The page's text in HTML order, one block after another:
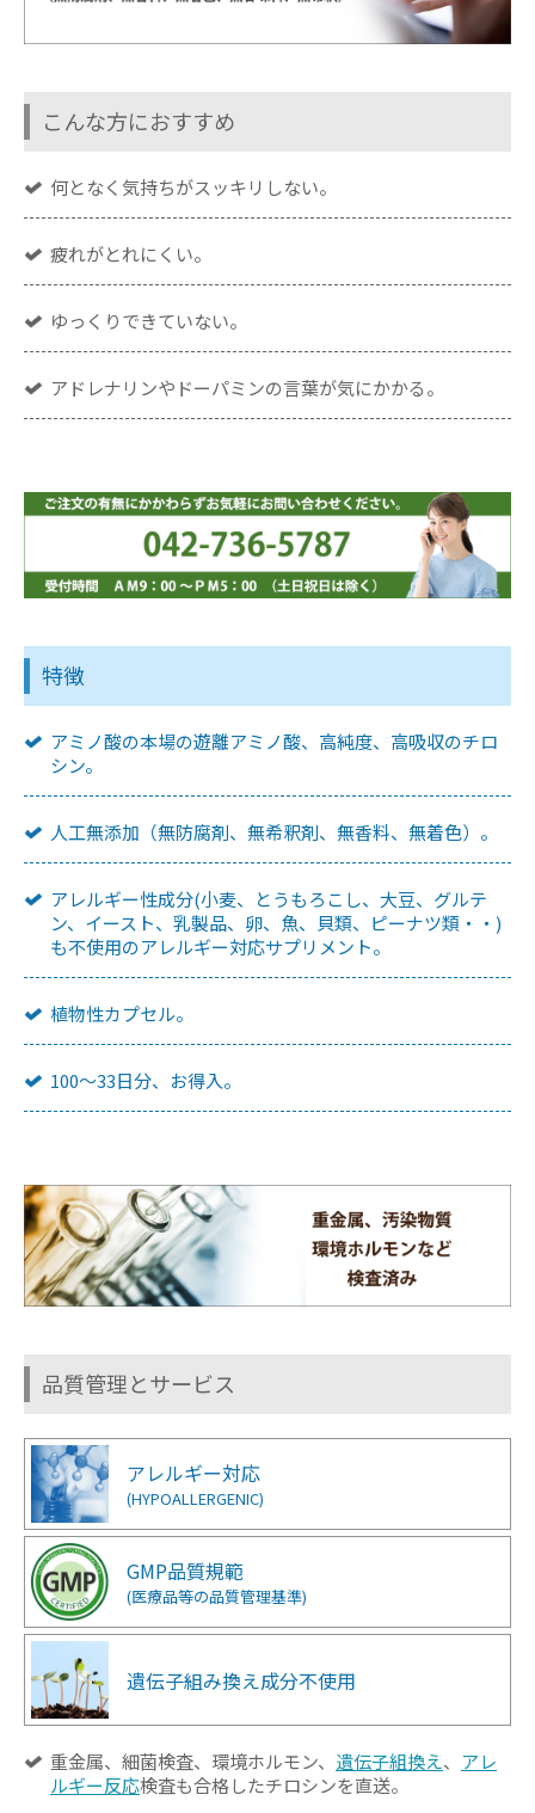
こんな方におすすめ
何となく気持ちがスッキリしない。
疲れがとれにくい。
ゆっくりできていない。
アドレナリンやドーパミンの言葉が気にかかる。
特徴
アミノ酸の本場の遊離アミノ酸、高純度、高吸収のチロ
シン。
人工無添加（無防腐剤、無希釈剤、無香料、無着色）。
アレルギー性成分(小麦、とうもろこし、大豆、グルテ
ン、イースト、乳製品、卵、魚、貝類、ピーナツ類・・)
も不使用のアレルギー対応サプリメント。
植物性カプセル。
100～33日分、お得入。
品質管理とサービス
アレルギー対応
(HYPOALLERGENIC)
GMP品質規範
(医療品等の品質管理基準)
遺伝子組み換え成分不使用
重金属、細菌検査、環境ホルモン、 遺伝子組換え、 アレ
ルギー反応検査も合格したチロシンを直送。